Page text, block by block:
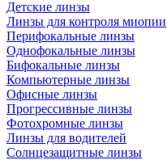
Детские линзы
Линзы для контроля миопии
Перифокальные линзы
Однофокальные линзы
Бифокальные линзы
Компьютерные линзы
Офисные линзы
Прогрессивные линзы
Фотохромные линзы
Линзы для водителей
Солнцезащитные линзы